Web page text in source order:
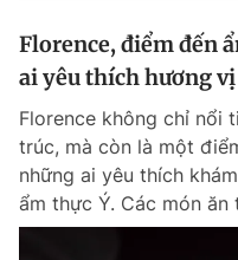
Florence, điểm đến
ai yêu thích hương vị
Florence không chỉ nổi
trúc, mà còn là một
những ai yêu thích
ẩm thực Ý. Các món ăn